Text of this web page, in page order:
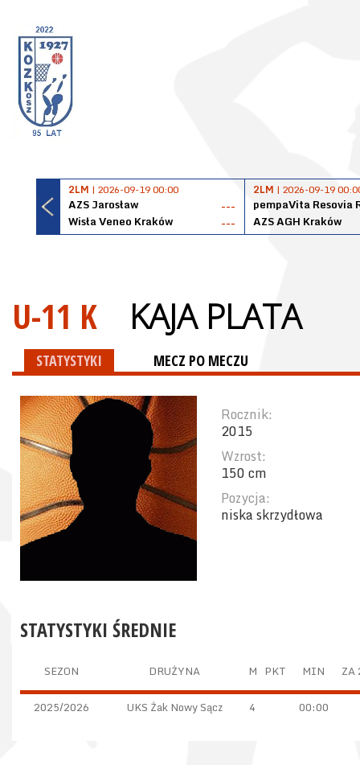
2LM | 2026-09-19 00:00
AZS Jarosław
---
Wisła Veneo Kraków
---
2LM | 2026-09-19
pempaVita Resovia
AZS AGH Kraków
U-11 K KAJA PLATA
STATYSTYKI MECZ PO MECZU
Rocznik:
2015
Wzrost:
150 cm
Pozycja:
niska skrzydłowa
STATYSTYKI ŚREDNIE
SEZON DRUŻYNA M PKT MIN ZA
2025/2026 UKS Żak Nowy Sącz 4 00:00